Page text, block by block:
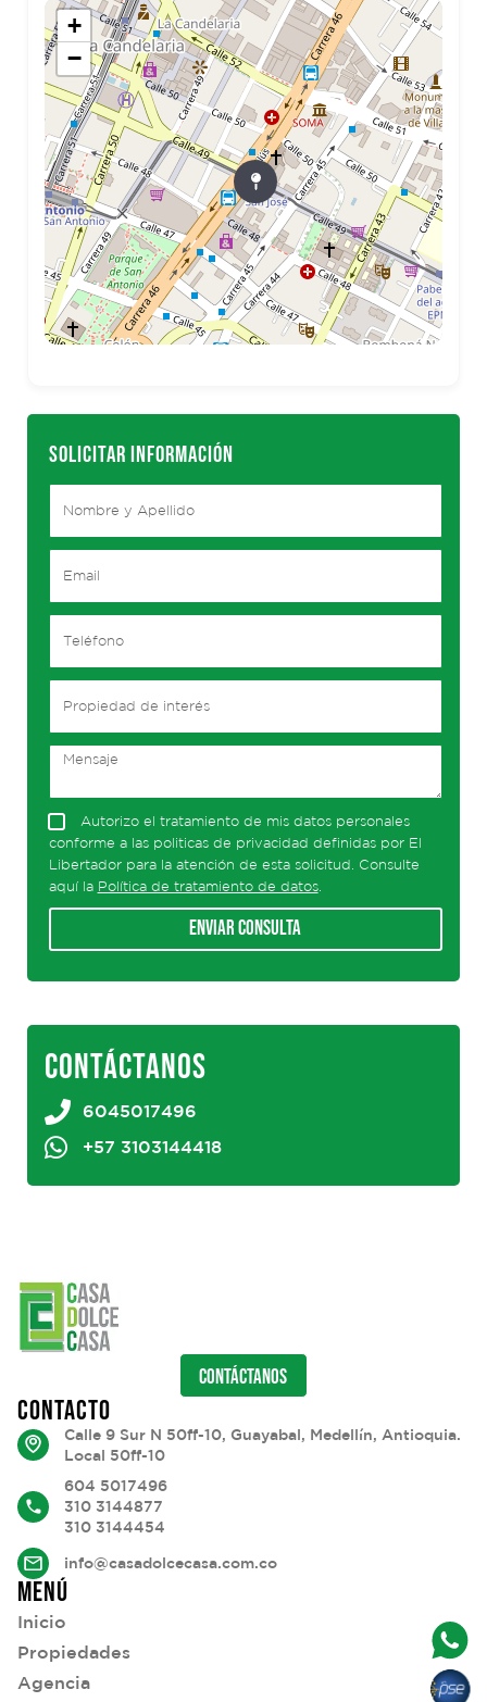
+
−
SOLICITAR INFORMACIÓN
Autorizo el tratamiento de mis datos personales
conforme a las politicas de privacidad definidas por El
Libertador para la atención de esta solicitud. Consulte
aquí la Política de tratamiento de datos.
Enviar consulta
CONTÁCTANOS
6045017496
+57 3103144418
CONTÁCTANOS
CONTACTO
Calle 9 Sur N 50ff-10, Guayabal, Medellín, Antioquia.
Local 50ff-10
604 5017496
310 3144877
310 3144454
info@casadolcecasa.com.co
MENÚ
Inicio
Propiedades
Agencia